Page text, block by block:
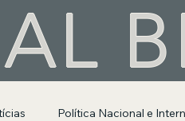
Política Nacional e